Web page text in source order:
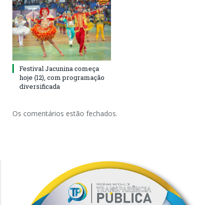
Festival Jacunina começa
hoje (12), com programação
diversificada
Os comentários estão fechados.